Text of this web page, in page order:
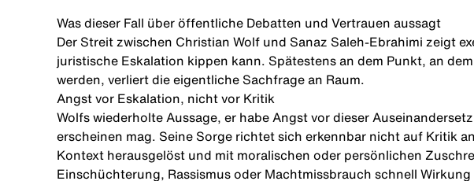
Was dieser Fall über öffentliche Debatten und Vertrauen aussagt
Der Streit zwischen Christian Wolf und Sanaz Saleh-Ebrahimi zeigt
juristische Eskalation kippen kann. Spätestens an dem Punkt, an
werden, verliert die eigentliche Sachfrage an Raum.
Angst vor Eskalation, nicht vor Kritik
Wolfs wiederholte Aussage, er habe Angst vor dieser
erscheinen mag. Seine Sorge richtet sich erkennbar nicht auf Kritik
Kontext herausgelöst und mit moralischen oder persönlichen
Einschüchterung, Rassismus oder Machtmissbrauch schnell